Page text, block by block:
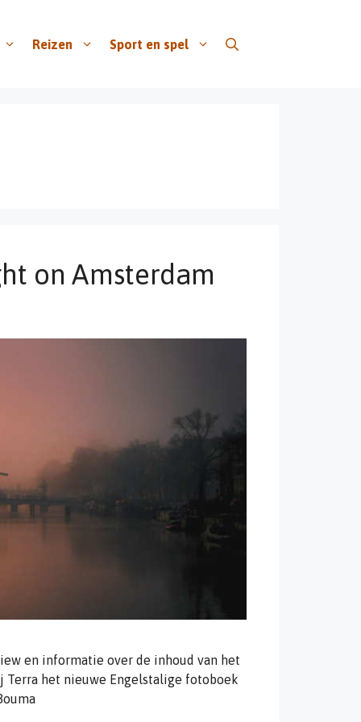
Reizen Sport en spel
on Amsterdam
en informatie over de inhoud van het
het nieuwe Engelstalige fotoboek